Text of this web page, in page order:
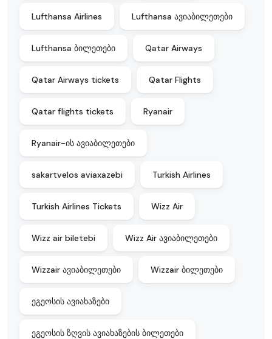
Lufthansa Airlines Lufthansa ავიაბილეთები
Lufthansa ბილეთები Qatar Airways
Qatar Airways tickets Qatar Flights
Qatar flights tickets Ryanair
Ryanair-ის ავიაბილეთები
sakartvelos aviaxazebi Turkish Airlines
Turkish Airlines Tickets Wizz Air
Wizz air biletebi Wizz Air ავიაბილეთები
Wizzair ავიაბილეთები Wizzair ბილეთები
ეგეოსის ავიახაზები
ეგეოსის ზღვის ავიახაზების ბილეთები